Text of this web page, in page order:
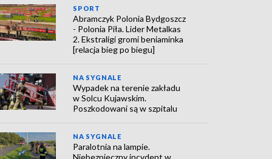
SPORT
Abramczyk Polonia Bydgoszcz
- Polonia Piła. Lider Metalkas
2. Ekstraligi gromi beniaminka
[relacja bieg po biegu]
NA SYGNALE
Wypadek na terenie zakładu
w Solcu Kujawskim.
Poszkodowani są w szpitalu
NA SYGNALE
Paralotnia na lampie.
Niebezpieczny incydent w